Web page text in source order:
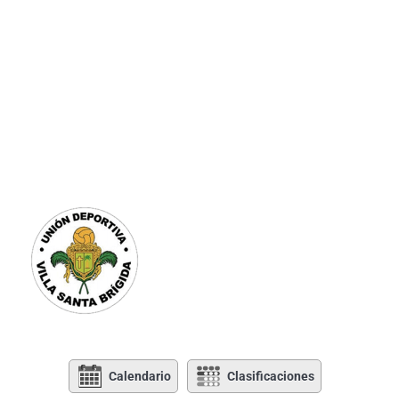
Calendario Clasificaciones